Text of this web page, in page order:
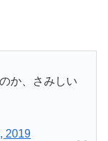
か、さみしい
2019